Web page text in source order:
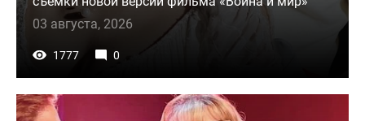
03 августа, 2026
1777 0